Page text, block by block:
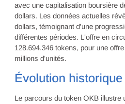
avec une capitalisation boursière
dollars. Les données actuelles
dollars, témoignant d'une
différentes périodes. L'offre en
128.694.346 tokens, pour une
millions d'unités.
Évolution
Le parcours du token OKB illustre